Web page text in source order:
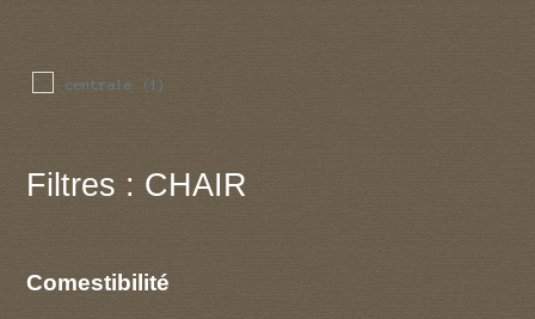
centrale (1)
Filtres : CHAIR
Comestibilité